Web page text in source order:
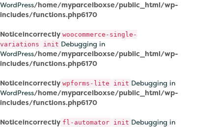
WordPress/home/myparcelboxse/public_html/wp-
includes/functions.php6170
Noticeincorrectly woocommerce-single-
variations
init Debugging in
WordPress/home/myparcelboxse/public_html/wp-
includes/functions.php6170
Noticeincorrectly wpforms-lite init Debugging in
WordPress/home/myparcelboxse/public_html/wp-
includes/functions.php6170
Noticeincorrectly fl-automator init Debugging in